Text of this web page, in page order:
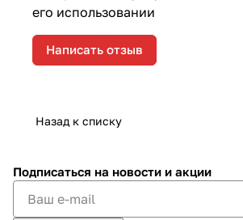
его использовании
Написать отзыв
Назад к списку
Подписаться на новости и акции